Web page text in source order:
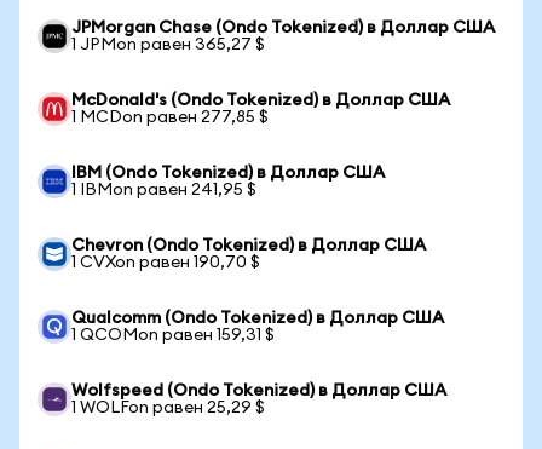
JPMorgan Chase (Ondo Tokenized) в Доллар США
1 JPMon равен 365,27 $
McDonald's (Ondo Tokenized) в Доллар США
1 MCDon равен 277,85 $
IBM (Ondo Tokenized) в Доллар США
1 IBMon равен 241,95 $
Chevron (Ondo Tokenized) в Доллар США
1 CVXon равен 190,70 $
Qualcomm (Ondo Tokenized) в Доллар США
1 QCOMon равен 159,31 $
Wolfspeed (Ondo Tokenized) в Доллар США
1 WOLFon равен 25,29 $